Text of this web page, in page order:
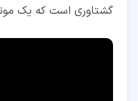
گشتاوری است که یک